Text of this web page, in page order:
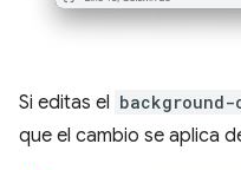
Si editas el
que el cambio se aplica